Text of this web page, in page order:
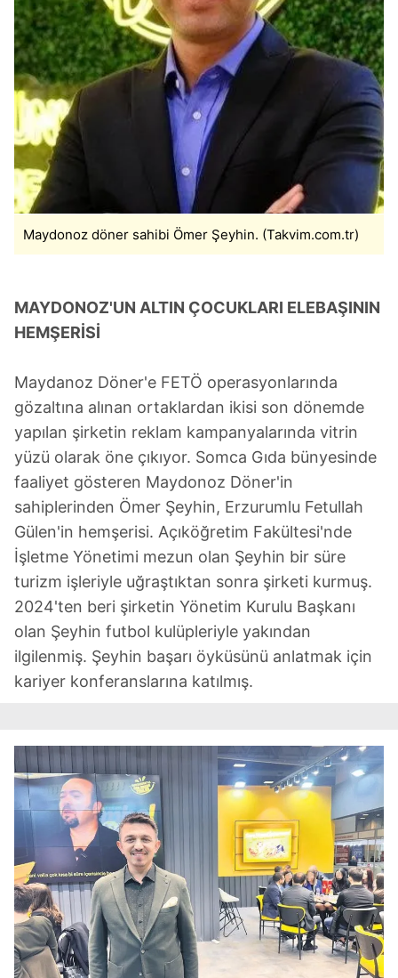
Maydonoz döner sahibi Ömer Şeyhin. (Takvim.com.tr)
MAYDONOZ'UN ALTIN ÇOCUKLARI ELEBAŞININ
HEMŞERİSİ
Maydanoz Döner'e FETÖ operasyonlarında
gözaltına alınan ortaklardan ikisi son dönemde
yapılan şirketin reklam kampanyalarında vitrin
yüzü olarak öne çıkıyor. Somca Gıda bünyesinde
faaliyet gösteren Maydonoz Döner'in
sahiplerinden Ömer Şeyhin, Erzurumlu Fetullah
Gülen'in hemşerisi. Açıköğretim Fakültesi'nde
İşletme Yönetimi mezun olan Şeyhin bir süre
turizm işleriyle uğraştıktan sonra şirketi kurmuş.
2024'ten beri şirketin Yönetim Kurulu Başkanı
olan Şeyhin futbol kulüpleriyle yakından
ilgilenmiş. Şeyhin başarı öyküsünü anlatmak için
kariyer konferanslarına katılmış.